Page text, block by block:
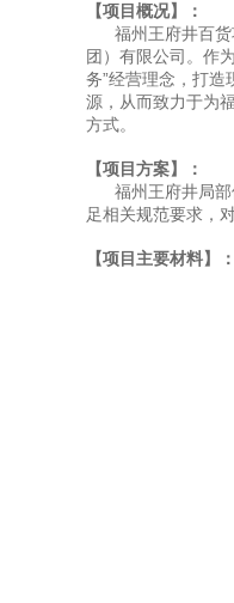
【项目概况】：
福州王府井百货
团）有限公司。作
务”经营理念，打
源，从而致力于为
方式。
【项目方案】：
福州王府井局部
足相关规范要求，
【项目主要材料】